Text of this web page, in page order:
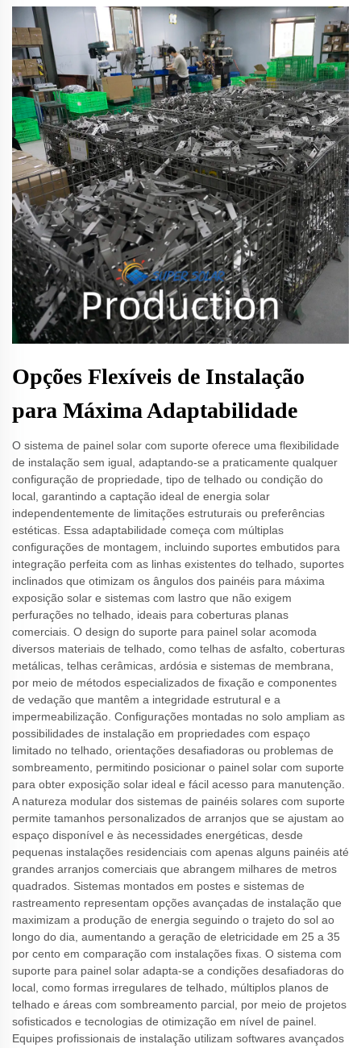
Opções Flexíveis de Instalação
para Máxima Adaptabilidade
O sistema de painel solar com suporte oferece uma flexibilidade
de instalação sem igual, adaptando-se a praticamente qualquer
configuração de propriedade, tipo de telhado ou condição do
local, garantindo a captação ideal de energia solar
independentemente de limitações estruturais ou preferências
estéticas. Essa adaptabilidade começa com múltiplas
configurações de montagem, incluindo suportes embutidos para
integração perfeita com as linhas existentes do telhado, suportes
inclinados que otimizam os ângulos dos painéis para máxima
exposição solar e sistemas com lastro que não exigem
perfurações no telhado, ideais para coberturas planas
comerciais. O design do suporte para painel solar acomoda
diversos materiais de telhado, como telhas de asfalto, coberturas
metálicas, telhas cerâmicas, ardósia e sistemas de membrana,
por meio de métodos especializados de fixação e componentes
de vedação que mantêm a integridade estrutural e a
impermeabilização. Configurações montadas no solo ampliam as
possibilidades de instalação em propriedades com espaço
limitado no telhado, orientações desafiadoras ou problemas de
sombreamento, permitindo posicionar o painel solar com suporte
para obter exposição solar ideal e fácil acesso para manutenção.
A natureza modular dos sistemas de painéis solares com suporte
permite tamanhos personalizados de arranjos que se ajustam ao
espaço disponível e às necessidades energéticas, desde
pequenas instalações residenciais com apenas alguns painéis até
grandes arranjos comerciais que abrangem milhares de metros
quadrados. Sistemas montados em postes e sistemas de
rastreamento representam opções avançadas de instalação que
maximizam a produção de energia seguindo o trajeto do sol ao
longo do dia, aumentando a geração de eletricidade em 25 a 35
por cento em comparação com instalações fixas. O sistema com
suporte para painel solar adapta-se a condições desafiadoras do
local, como formas irregulares de telhado, múltiplos planos de
telhado e áreas com sombreamento parcial, por meio de projetos
sofisticados e tecnologias de otimização em nível de painel.
Equipes profissionais de instalação utilizam softwares avançados